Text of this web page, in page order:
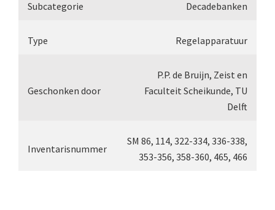
Seibert, ‘Stativ 3’ (1895-1900)
Watson & Sons, No. 1 ‘Van Heurck’ (ca.
Reichert (ca. 1925)
ROW, schoolmicroscoop (1955-1965)
Subcategorie Decadebanken
Type Regelapparatuur
Geschonken door
P.P. de Bruijn, Zeist en
Faculteit Scheikunde, TU
Delft
Inventarisnummer
SM 86, 114, 322-334, 336-338,
353-356, 358-360, 465, 466